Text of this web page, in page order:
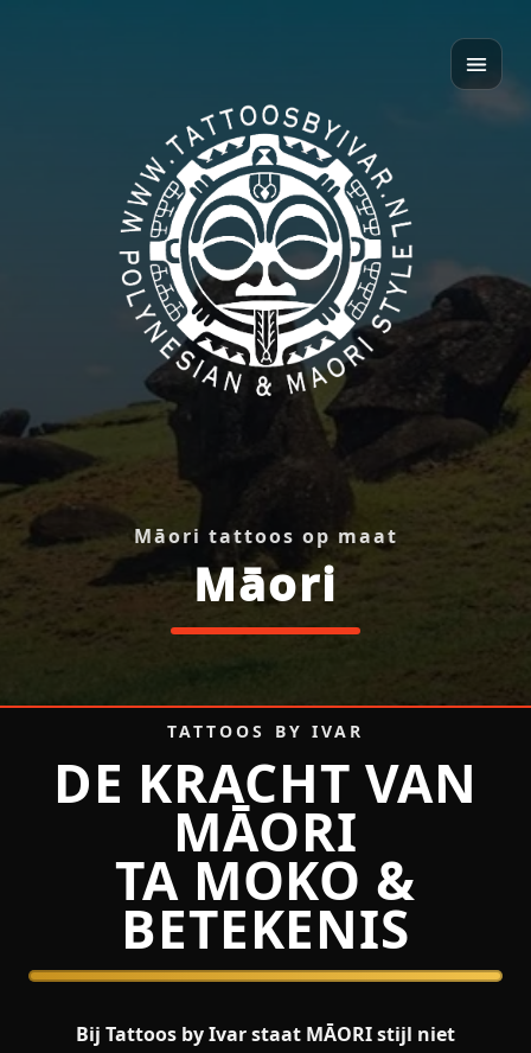
Polynesian style
Māori style
Contact
Māori tattoos op maat
Māori
Maori — Māori tattoos
TATTOOS BY IVAR
DE KRACHT VAN
MĀORI
TA MOKO &
BETEKENIS
Bij Tattoos by Ivar staat MĀORI stijl niet